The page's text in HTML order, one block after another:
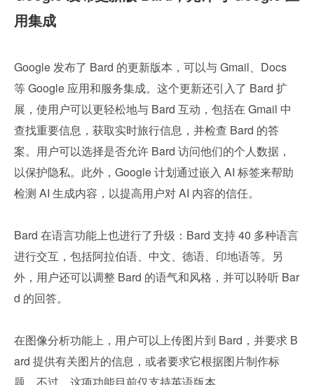
用集成
Google 发布了 Bard 的更新版本，可以与 Gmail、Docs
等 Google 应用和服务集成。这个更新还引入了 Bard 扩
展，使用户可以更轻松地与 Bard 互动，包括在 Gmail 中
查找重要信息，获取实时旅行信息，并检查 Bard 的答
案。用户可以选择是否允许 Bard 访问他们的个人数据，
以保护隐私。此外，Google 计划通过嵌入 AI 标签来帮助
检测 AI 生成内容，以提高用户对 AI 内容的信任。
Bard 在语言功能上也进行了升级：Bard 支持 40 多种语言
进行交互，包括阿拉伯语、中文、德语、印地语等。另
外，用户还可以调整 Bard 的语气和风格，并可以聆听 Bar
d 的回答。
在图像分析功能上，用户可以上传图片到 Bard，并要求 B
ard 提供有关图片的信息，或者要求它根据图片制作标